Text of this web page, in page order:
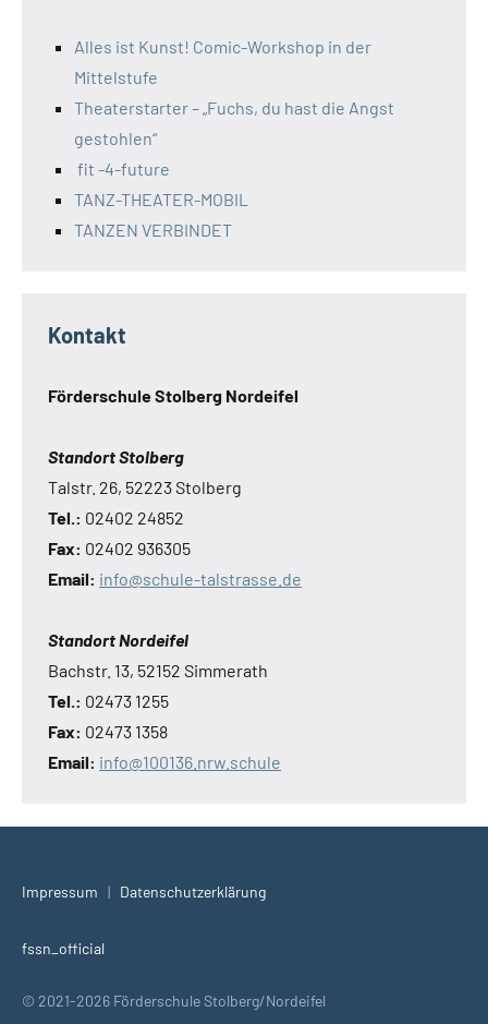
Alles ist Kunst! Comic-Workshop in der
Mittelstufe
Theaterstarter – „Fuchs, du hast die Angst
gestohlen“
fit -4-future
TANZ-THEATER-MOBIL
TANZEN VERBINDET
Kontakt
Förderschule Stolberg Nordeifel
Standort Stolberg
Talstr. 26, 52223 Stolberg
Tel.: 02402 24852
Fax: 02402 936305
Email: info@schule-talstrasse.de
Standort Nordeifel
Bachstr. 13, 52152 Simmerath
Tel.: 02473 1255
Fax: 02473 1358
Email: info@100136.nrw.schule
Impressum | Datenschutzerklärung
fssn_official
© 2021-2026 Förderschule Stolberg/Nordeifel